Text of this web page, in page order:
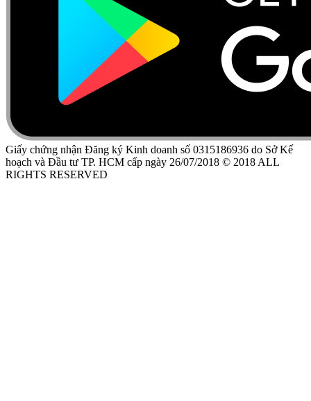
Giấy chứng nhận Đăng ký Kinh doanh số 0315186936 do Sở Kế
hoạch và Đầu tư TP. HCM cấp ngày 26/07/2018 © 2018 ALL
RIGHTS RESERVED